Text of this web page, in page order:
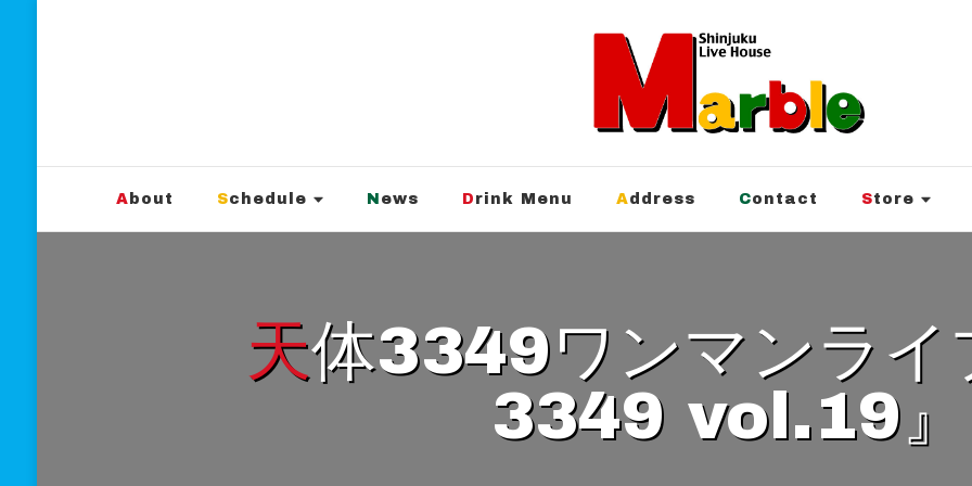
About Schedule News Drink Menu Address Contact Store
天体3349ワンマンライブ『新宿
3349 vol.19』